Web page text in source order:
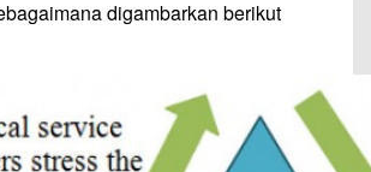
digambarkan berikut